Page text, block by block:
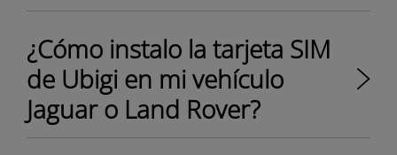
¿Cómo instalo la tarjeta SIM
de Ubigi en mi vehículo
Jaguar o Land Rover?